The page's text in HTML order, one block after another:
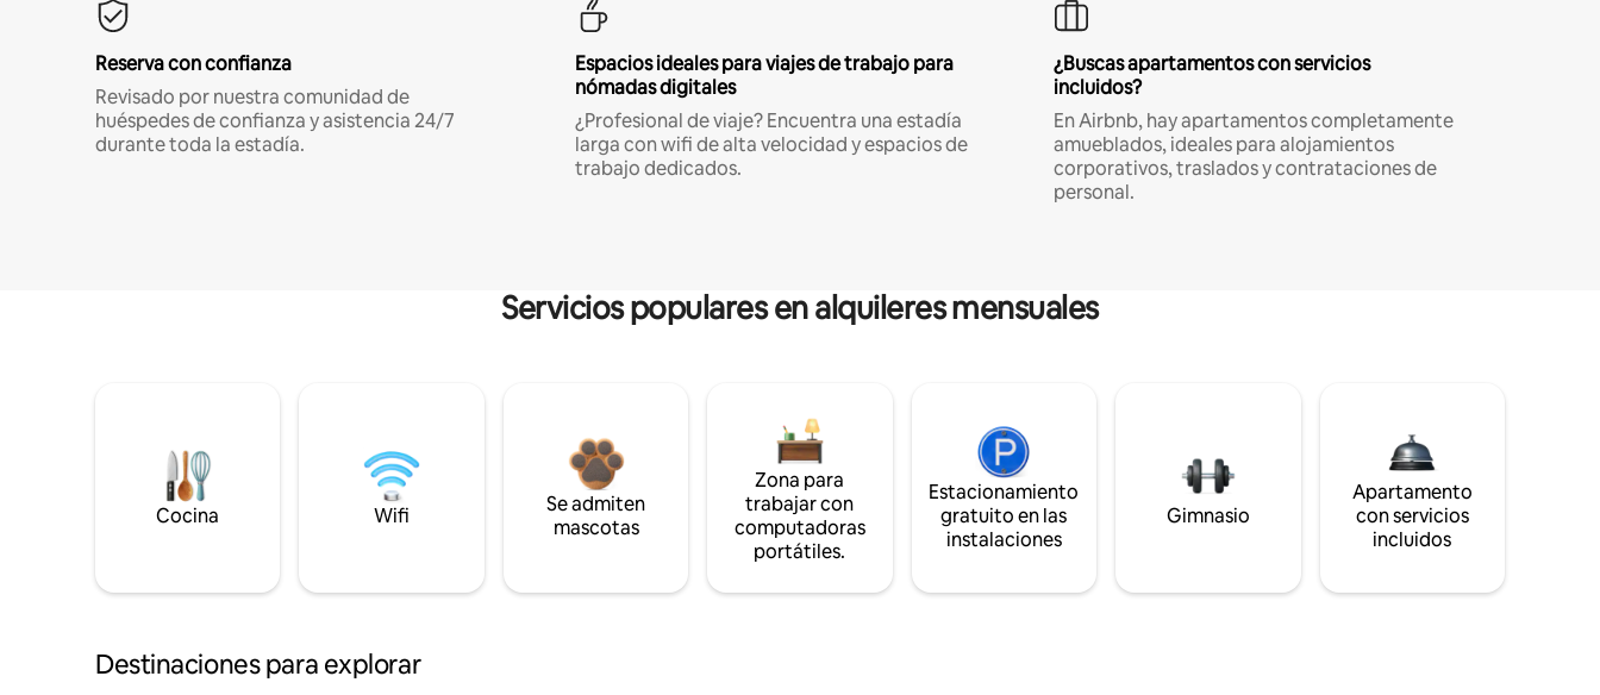
Reserva con confianza
Revisado por nuestra comunidad de
huéspedes de confianza y asistencia 24/7
durante toda la estadía.
Espacios ideales para viajes de trabajo para
nómadas digitales
¿Profesional de viaje? Encuentra una estadía
larga con wifi de alta velocidad y espacios de
trabajo dedicados.
¿Buscas apartamentos con servicios
incluidos?
En Airbnb, hay apartamentos completamente
amueblados, ideales para alojamientos
corporativos, traslados y contrataciones de
personal.
Servicios populares en alquileres mensuales
Cocina Wifi
Se admiten
mascotas
Zona para
trabajar con
computadoras
portátiles.
Estacionamiento
gratuito en las
instalaciones
Gimnasio
Apartamento
con servicios
incluidos
Destinaciones para explorar